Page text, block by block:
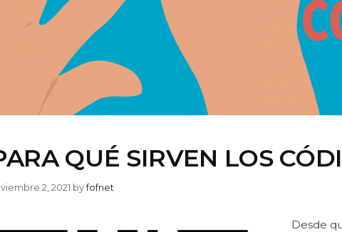
QUÉ SIRVEN LOS
2, 2021 byfofnet
Desde